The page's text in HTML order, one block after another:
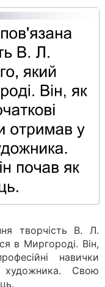
творчість В. Л.
в Миргороді. Він,
навички
Свою